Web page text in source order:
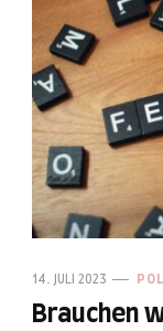
14. JULI 2023
Brauchen